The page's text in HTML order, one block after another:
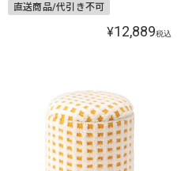
直送商品/代引き不可
¥12,889税込